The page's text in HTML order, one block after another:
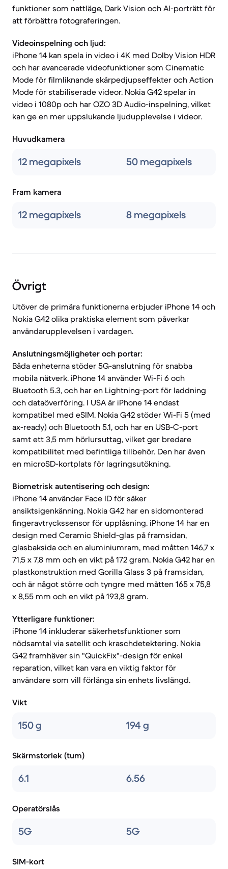
funktioner som nattläge, Dark Vision och AI-porträtt för
att förbättra fotograferingen.
Videoinspelning och ljud:
iPhone 14 kan spela in video i 4K med Dolby Vision HDR
och har avancerade videofunktioner som Cinematic
Mode för filmliknande skärpedjupseffekter och Action
Mode för stabiliserade videor. Nokia G42 spelar in
video i 1080p och har OZO 3D Audio-inspelning, vilket
kan ge en mer uppslukande ljudupplevelse i videor.
Huvudkamera
12 megapixels 50 megapixels
Fram kamera
12 megapixels 8 megapixels
Övrigt
Utöver de primära funktionerna erbjuder iPhone 14 och
Nokia G42 olika praktiska element som påverkar
användarupplevelsen i vardagen.
Anslutningsmöjligheter och portar:
Båda enheterna stöder 5G-anslutning för snabba
mobila nätverk. iPhone 14 använder Wi-Fi 6 och
Bluetooth 5.3, och har en Lightning-port för laddning
och dataöverföring. I USA är iPhone 14 endast
kompatibel med eSIM. Nokia G42 stöder Wi-Fi 5 (med
ax-ready) och Bluetooth 5.1, och har en USB-C-port
samt ett 3,5 mm hörlursuttag, vilket ger bredare
kompatibilitet med befintliga tillbehör. Den har även
en microSD-kortplats för lagringsutökning.
Biometrisk autentisering och design:
iPhone 14 använder Face ID för säker
ansiktsigenkänning. Nokia G42 har en sidomonterad
fingeravtryckssensor för upplåsning. iPhone 14 har en
design med Ceramic Shield-glas på framsidan,
glasbaksida och en aluminiumram, med måtten 146,7 x
71,5 x 7,8 mm och en vikt på 172 gram. Nokia G42 har en
plastkonstruktion med Gorilla Glass 3 på framsidan,
och är något större och tyngre med måtten 165 x 75,8
x 8,55 mm och en vikt på 193,8 gram.
Ytterligare funktioner:
iPhone 14 inkluderar säkerhetsfunktioner som
nödsamtal via satellit och kraschdetektering. Nokia
G42 framhäver sin "QuickFix"-design för enkel
reparation, vilket kan vara en viktig faktor för
användare som vill förlänga sin enhets livslängd.
Vikt
150 g 194 g
Skärmstorlek (tum)
6.1 6.56
Operatörslås
5G 5G
SIM-kort